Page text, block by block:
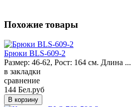
Похожие товары
Брюки BLS-609-2
Размер: 46-62, Рост: 164 см. Длина ...
в закладки
сравнение
144 Бел.руб